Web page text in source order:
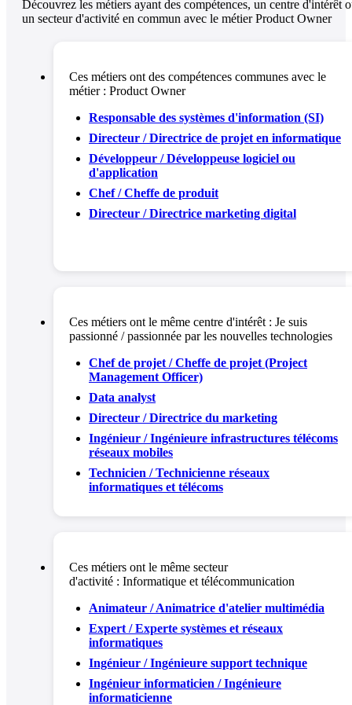
Découvrez les métiers ayant des compétences, un centre d'intérêt
un secteur d'activité en commun avec le métier Product Owner
Ces métiers ont des compétences communes avec le
métier : Product Owner
Responsable des systèmes d'information (SI)
Directeur / Directrice de projet en informatique
Développeur / Développeuse logiciel ou
d'application
Chef / Cheffe de produit
Directeur / Directrice marketing digital
Ces métiers ont le même centre d'intérêt : Je suis
passionné / passionnée par les nouvelles technologies
Chef de projet / Cheffe de projet (Project
Management Officer)
Data analyst
Directeur / Directrice du marketing
Ingénieur / Ingénieure infrastructures télécoms
réseaux mobiles
Technicien / Technicienne réseaux
informatiques et télécoms
Ces métiers ont le même secteur
d'activité : Informatique et télécommunication
Animateur / Animatrice d'atelier multimédia
Expert / Experte systèmes et réseaux
informatiques
Ingénieur / Ingénieure support technique
Ingénieur informaticien / Ingénieure
informaticienne